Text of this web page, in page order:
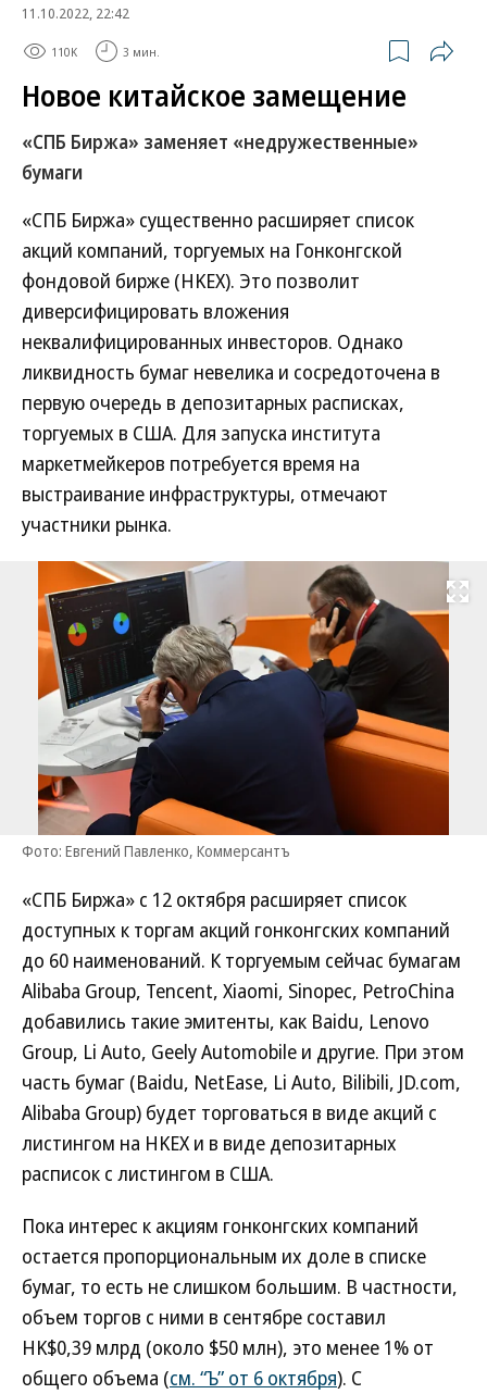
11.10.2022, 22:42
110K 3 мин.
Новое китайское замещение
«СПБ Биржа» заменяет «недружественные»
бумаги
«СПБ Биржа» существенно расширяет список
акций компаний, торгуемых на Гонконгской
фондовой бирже (HKEX). Это позволит
диверсифицировать вложения
неквалифицированных инвесторов. Однако
ликвидность бумаг невелика и сосредоточена в
первую очередь в депозитарных расписках,
торгуемых в США. Для запуска института
маркетмейкеров потребуется время на
выстраивание инфраструктуры, отмечают
участники рынка.
Развернуть
Фото: Евгений Павленко, Коммерсантъ
«СПБ Биржа» с 12 октября расширяет список
доступных к торгам акций гонконгских компаний
до 60 наименований. К торгуемым сейчас бумагам
Alibaba Group, Tencent, Xiaomi, Sinopec, PetroChina
добавились такие эмитенты, как Baidu, Lenovo
Group, Li Auto, Geely Automobile и другие. При этом
часть бумаг (Baidu, NetEase, Li Auto, Bilibili, JD.com,
Alibaba Group) будет торговаться в виде акций с
листингом на HKEX и в виде депозитарных
расписок с листингом в США.
Пока интерес к акциям гонконгских компаний
остается пропорциональным их доле в списке
бумаг, то есть не слишком большим. В частности,
объем торгов с ними в сентябре составил
HK$0,39 млрд (около $50 млн), это менее 1% от
общего объема (см. “Ъ” от 6 октября). С